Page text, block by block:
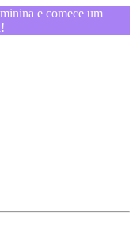
e comece um